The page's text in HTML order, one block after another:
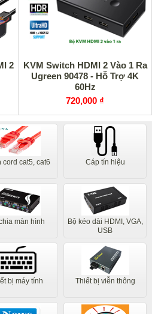
2
KVM Switch HDMI 2 Vào 1 Ra
Ugreen 90478 - Hỗ Trợ 4K
60Hz
720,000 ₫
cord cat5, cat6 Cáp tín hiệu
màn hình
Bộ kéo dài HDMI, VGA,
USB
bị máy tính Thiết bị viễn thông